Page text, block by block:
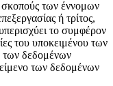
σκοπούς των έννομων
ή τρίτος,
το συμφέρον
του υποκειμένου των
των δεδομένων
των δεδομένων